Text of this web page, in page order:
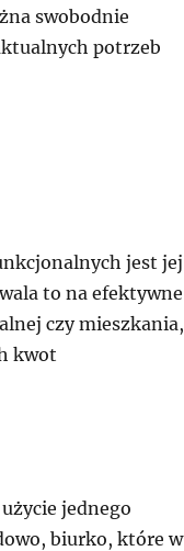
swobodnie
potrzeb
jest jej
to na efektywne
czy mieszkania,
kwot
jednego
biurko, które w